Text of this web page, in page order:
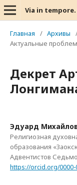
Via in
Главная / Архивы
Актуальные
Декрет
Эдуард
Религиозная
образования
Адвентистов
https://orcid.org/0000-